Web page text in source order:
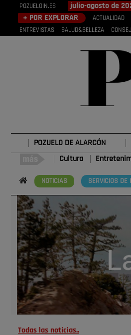
POZUELOIN.ES julio-agosto de
+ POR EXPLORAR ACTUALIDAD
ENTREVISTAS
SALUD&BELLEZA
POZUELO DE ALARCÓN
Cultura
NOTICIAS SERVICIOS DE
Todas las noticias..